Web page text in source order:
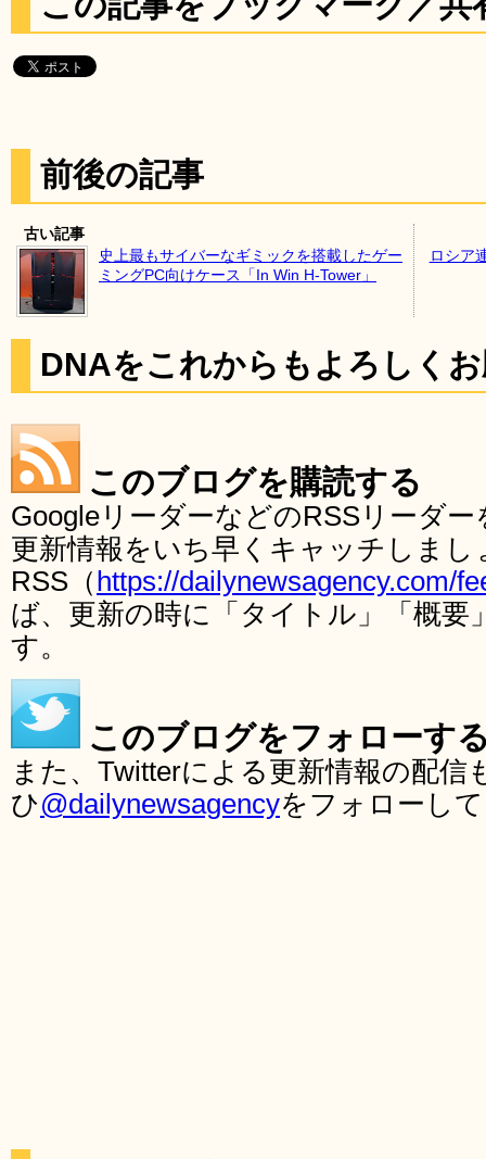
前後の記事
古い記事
史上最もサイバーなギミックを搭載したゲー
ミングPC向けケース「In Win H-Tower」
ロシア
DNAをこれからもよろしく
このブログを購読する
GoogleリーダーなどのRSSリーダ
更新情報をいち早くキャッチしま
RSS（ https://dailynewsagency.com/
ば、更新の時に「タイトル」「概要
す。
このブログをフォローす
また、Twitterによる更新情報の配
ひ@dailynewsagencyをフォローし